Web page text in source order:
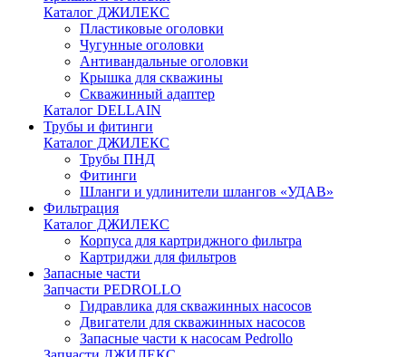
Каталог ДЖИЛЕКС
Пластиковые оголовки
Чугунные оголовки
Антивандальные оголовки
Крышка для скважины
Скважинный адаптер
Каталог DELLAIN
Трубы и фитинги
Каталог ДЖИЛЕКС
Трубы ПНД
Фитинги
Шланги и удлинители шлангов «УДАВ»
Фильтрация
Каталог ДЖИЛЕКС
Корпуса для картриджного фильтра
Картриджи для фильтров
Запасные части
Запчасти PEDROLLO
Гидравлика для скважинных насосов
Двигатели для скважинных насосов
Запасные части к насосам Pedrollo